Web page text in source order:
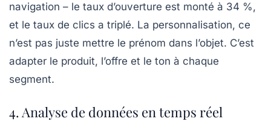
navigation – le taux d’ouverture est monté à 34 %,
et le taux de clics a triplé. La personnalisation, ce
n’est pas juste mettre le prénom dans l’objet. C’est
adapter le produit, l’offre et le ton à chaque
segment.
4. Analyse de données en temps réel